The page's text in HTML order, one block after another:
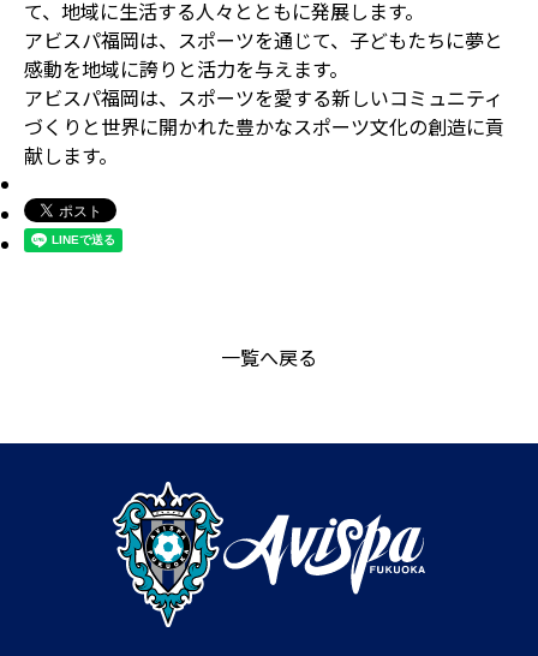
て、地域に生活する人々とともに発展します。
アビスパ福岡は、スポーツを通じて、子どもたちに夢と
感動を地域に誇りと活力を与えます。
アビスパ福岡は、スポーツを愛する新しいコミュニティ
づくりと世界に開かれた豊かなスポーツ文化の創造に貢
献します。
一覧へ戻る